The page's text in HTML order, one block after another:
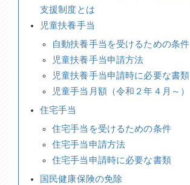
支援制度とは
児童扶養手当
自動扶養手当を受けるための条件
児童扶養手当申請方法
児童扶養手当申請時に必要な書類
児童手当月額（令和２年４月～）
住宅手当
住宅手当を受けるための条件
住宅手当申請方法
住宅手当申請時に必要な書類
国民健康保険の免除